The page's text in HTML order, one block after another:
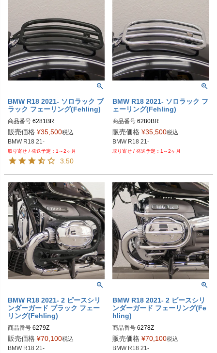
BMW R18 2021- ソロラック ブ
ラック フェーリング(Fehling)
商品番号 6281BR
6281 BR
販売価格 ¥35,500税込
BMW R18 21-
1～2ヶ月
3.50
BMW R18 2021- ソロラック フ
ェーリング(Fehling)
商品番号 6280BR
6280 BR
販売価格 ¥35,500税込
BMW R18 21-
1～2ヶ月
BMW R18 2021- 2 ピースシリ
ンダーガード ブラック フェー
リング(Fehling)
商品番号 6279Z
6279 Z
販売価格 ¥70,100税込
BMW R18 21-
BMW R18 2021- 2 ピースシリ
ンダーガード フェーリング(Fe
hling)
商品番号 6278Z
6278 Z
販売価格 ¥70,100税込
BMW R18 21-